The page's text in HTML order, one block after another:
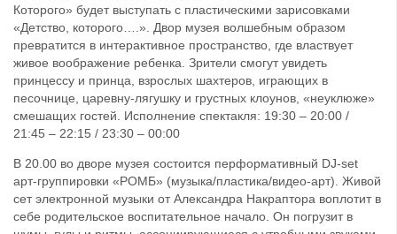
Которого» будет выступать с пластическими зарисовками
«Детство, которого….». Двор музея волшебным образом
превратится в интерактивное пространство, где властвует
живое воображение ребенка. Зрители смогут увидеть
принцессу и принца, взрослых шахтеров, играющих в
песочнице, царевну-лягушку и грустных клоунов, «неуклюже»
смешащих гостей. Исполнение спектакля: 19:30 – 20:00 /
21:45 – 22:15 / 23:30 – 00:00
В 20.00 во дворе музея состоится перформативный DJ-set
арт-группировки «РОМБ» (музыка/пластика/видео-арт). Живой
сет электронной музыки от Александра Накраптора воплотит в
себе родительское воспитательное начало. Он погрузит в